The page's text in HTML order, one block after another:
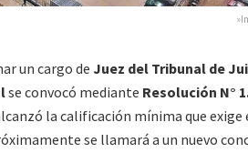
un cargo de Juez del Tribunal de
se convocó mediante Resolución N°
la calificación mínima que exige
se llamará a un nuevo